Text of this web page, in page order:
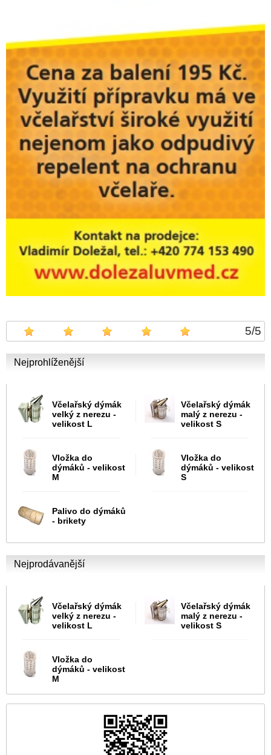
5/5
Nejprohlíženější
Včelařský dýmák
velký z nerezu -
velikost L
Včelařský dýmák
malý z nerezu -
velikost S
Vložka do
dýmáků - velikost
M
Vložka do
dýmáků - velikost
S
Palivo do dýmáků
- brikety
Nejprodávanější
Včelařský dýmák
velký z nerezu -
velikost L
Včelařský dýmák
malý z nerezu -
velikost S
Vložka do
dýmáků - velikost
M